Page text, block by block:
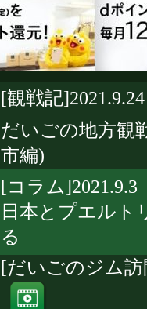
[観戦記]2021.9.24
だいごの地方観
市編)
[コラム]2021.9.3
日本とプエルト
る
[だいごのジム訪